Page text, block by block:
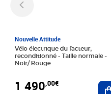
Nouvelle Attitude
Vélo électrique du facteur,
reconditionné - Taille normale -
Noir/ Rouge
1 490,00€